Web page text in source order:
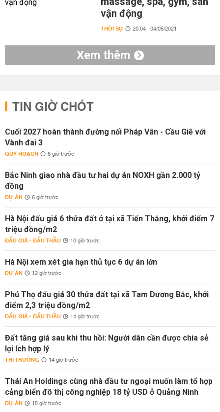
vận động
THỜI SỰ 20:04 | 04/05/2021
Xem thêm
TIN GIỜ CHÓT
Cuối 2027 hoàn thành đường nối Pháp Vân - Cầu Giẽ với
Vành đai 3
QUY HOẠCH 6 giờ trước
Bắc Ninh giao nhà đầu tư hai dự án NOXH gần 2.000 tỷ
đồng
DỰ ÁN 6 giờ trước
Hà Nội đấu giá 6 thửa đất ở tại xã Tiến Thắng, khởi điểm 7
triệu đồng/m2
ĐẤU GIÁ - ĐẤU THẦU 10 giờ trước
Hà Nội xem xét gia hạn thủ tục 6 dự án lớn
DỰ ÁN 12 giờ trước
Phú Thọ đấu giá 30 thửa đất tại xã Tam Dương Bắc, khởi
điểm 2,3 triệu đồng/m2
ĐẤU GIÁ - ĐẤU THẦU 14 giờ trước
Đất tăng giá sau khi thu hồi: Người dân cần được chia sẻ
lợi ích hợp lý
THỊ TRƯỜNG 14 giờ trước
Thái An Holdings cùng nhà đầu tư ngoại muốn làm tổ hợp
cảng biển đô thị công nghiệp 18 tỷ USD ở Quảng Ninh
DỰ ÁN 15 giờ trước